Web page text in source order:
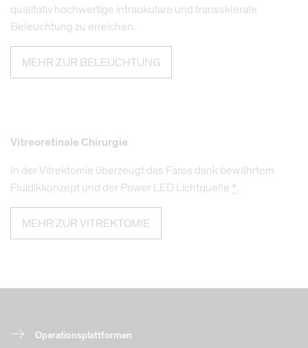
qualitativ hochwertige intraokulare und transsklerale
Beleuchtung zu erreichen.
MEHR ZUR BELEUCHTUNG
Vitreoretinale Chirurgie
In der Vitrektomie überzeugt das Faros dank bewährtem
Fluidikkonzept und der Power LED Lichtquelle *.
MEHR ZUR VITREKTOMIE
Operationsplattformen